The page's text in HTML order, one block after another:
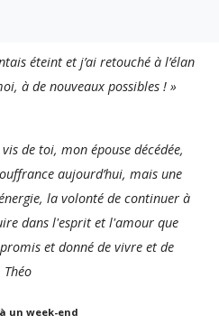
éteint et j’ai retouché à l’élan
à de nouveaux possibles ! »
vis de toi, mon épouse décédée,
aujourd’hui, mais une
la volonté de continuer à
dans l'esprit et l'amour que
et donné de vivre et de
un week-end